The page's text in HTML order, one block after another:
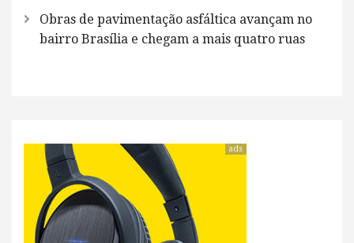
Obras de pavimentação asfáltica avançam no
bairro Brasília e chegam a mais quatro ruas
ads